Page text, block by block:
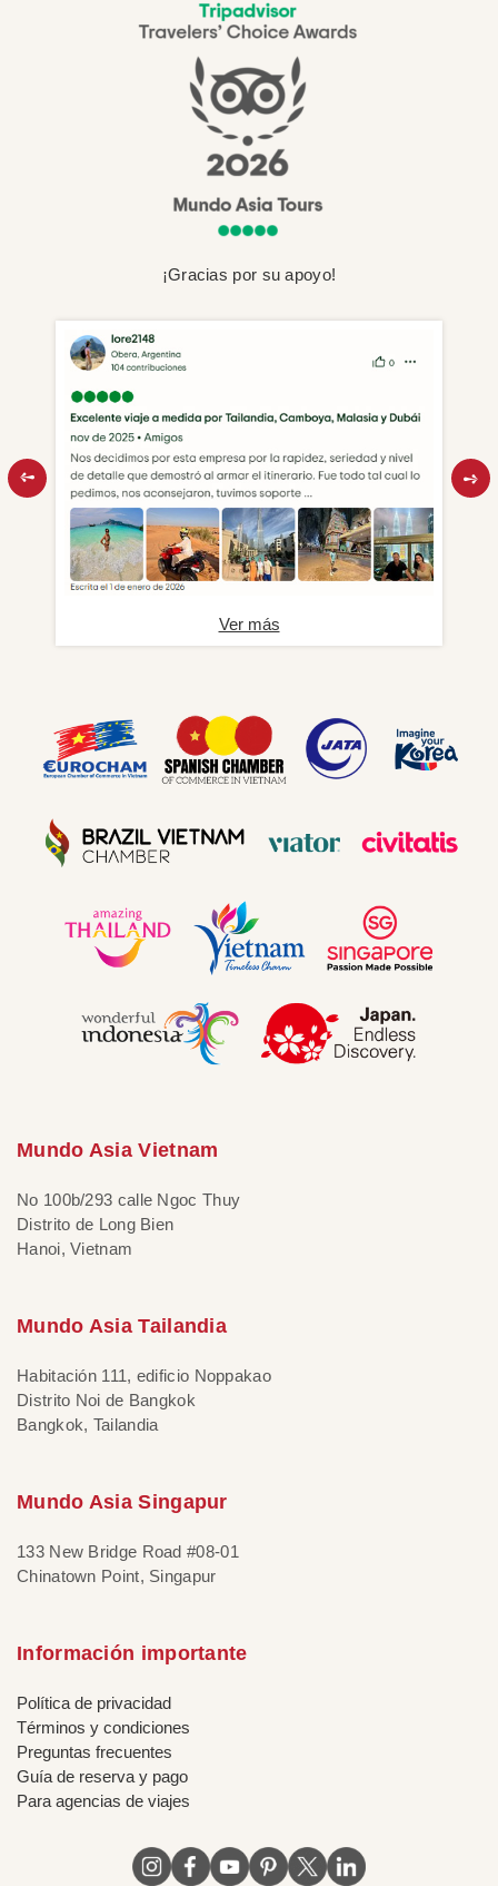
¡Gracias por su apoyo!
Ver más
Mundo Asia Vietnam
No 100b/293 calle Ngoc Thuy
Distrito de Long Bien
Hanoi, Vietnam
Mundo Asia Tailandia
Habitación 111, edificio Noppakao
Distrito Noi de Bangkok
Bangkok, Tailandia
Mundo Asia Singapur
133 New Bridge Road #08-01
Chinatown Point, Singapur
Información importante
Política de privacidad
Términos y condiciones
Preguntas frecuentes
Guía de reserva y pago
Para agencias de viajes